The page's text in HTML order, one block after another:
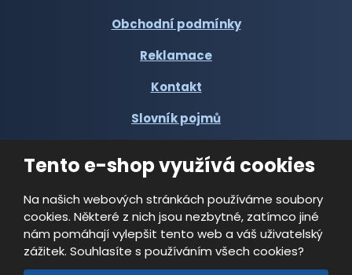
Tento e-shop využívá cookies
Na našich webových stránkách používáme soubory
cookies. Některé z nich jsou nezbytné, zatímco jiné
nám pomáhají vylepšit tento web a váš uživatelský
zážitek. Souhlasíte s používáním všech cookies?
Obchodní podmínky
Reklamace
Kontakt
Slovník pojmů
© 2026, Multi-VAC spol. s r.o.
Vytvořila eBRÁNA